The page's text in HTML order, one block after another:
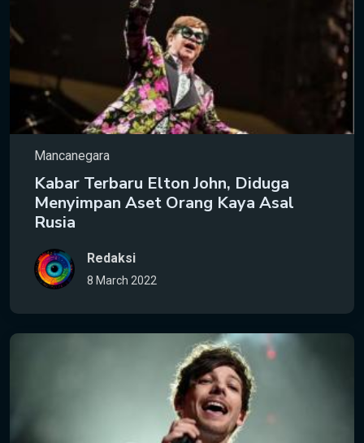
Mancanegara
Kabar Terbaru Elton John, Diduga
Menyimpan Aset Orang Kaya Asal
Rusia
Redaksi
8 March 2022